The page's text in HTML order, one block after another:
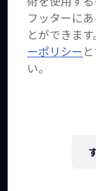
フッターに
とができま
ーポリシー
い。